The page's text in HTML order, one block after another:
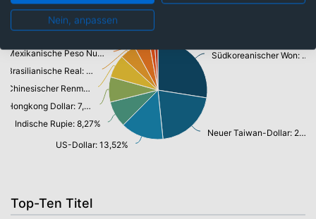
Südkoreanischer Won: 26,41%
Neuer Taiwan-Dollar: 20,03%
US-Dollar: 13,52%
Indische Rupie: 8,27%
Hongkong Dollar: 7,92%
Chinesischer Renminbi Yuan: 7,21%
Brasilianische Real: 5,03%
Mexikanische Peso Nuevo: 4,85%
Top-Ten Titel
Nein, anpassen